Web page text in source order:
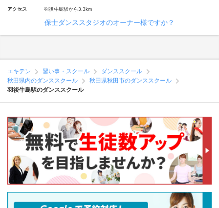
アクセス 羽後牛島駅から3.3km
保士ダンススタジオのオーナー様ですか？
エキテン 習い事・スクール
ダンススクール
秋田県内のダンススクール
秋田県秋田市のダンススクール
羽後牛島駅のダンススクール